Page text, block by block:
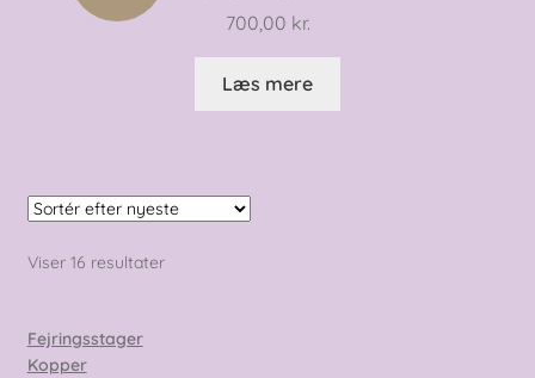
700,00 kr.
Læs mere
Viser 16 resultaterSorteret
Fejringsstager
Kopper